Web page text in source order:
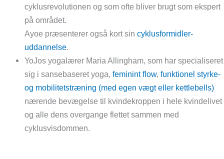
cyklusrevolutionen og som ofte bliver brugt som ekspert
på området.
Ayoe præsenterer også kort sincyklusformidler-
uddannelse.
YoJos yogalærer Maria Allingham, som har specialiseret
sig i sansebaseret yoga,feminint flow,funktionel styrke-
og mobilitetstræning (med egen vægt eller kettlebells)
nærende bevægelse til kvindekroppen i hele kvindelivet
og alle dens overgange flettet sammen med
cyklusvisdommen.